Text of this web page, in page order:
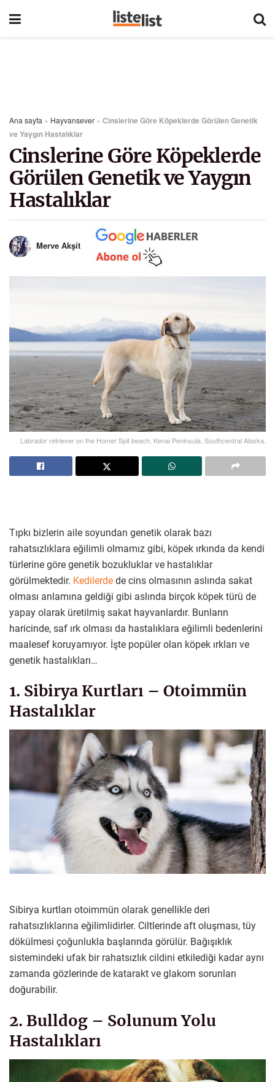
Ana sayfa » Hayvansever » Cinslerine Göre Köpeklerde Görülen Genetik
ve Yaygın Hastalıklar
Cinslerine Göre Köpeklerde
Görülen Genetik ve Yaygın
Hastalıklar
Merve Akşit
Labrador retriever on the Homer Spit beach, Kenai Peninsula, Southcentral Alaska.
Tıpkı bizlerin aile soyundan genetik olarak bazı
rahatsızlıklara eğilimli olmamız gibi, köpek ırkında da kendi
türlerine göre genetik bozukluklar ve hastalıklar
görülmektedir. Kedilerde de cins olmasının aslında sakat
olması anlamına geldiği gibi aslında birçok köpek türü de
yapay olarak üretilmiş sakat hayvanlardır. Bunların
haricinde, saf ırk olması da hastalıklara eğilimli bedenlerini
maalesef koruyamıyor. İşte popüler olan köpek ırkları ve
genetik hastalıkları…
1. Sibirya Kurtları – Otoimmün
Hastalıklar
Sibirya kurtları otoimmün olarak genellikle deri
rahatsızlıklarına eğilimlidirler. Ciltlerinde aft oluşması, tüy
dökülmesi çoğunlukla başlarında görülür. Bağışıklık
sistemindeki ufak bir rahatsızlık cildini etkilediği kadar aynı
zamanda gözlerinde de katarakt ve glakom sorunları
doğurabilir.
2. Bulldog – Solunum Yolu
Hastalıkları